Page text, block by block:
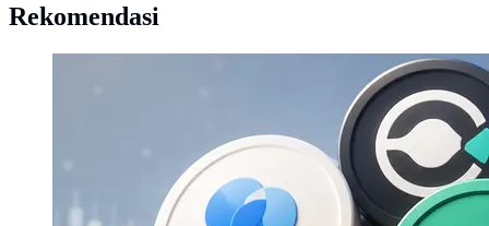
Rekomendasi